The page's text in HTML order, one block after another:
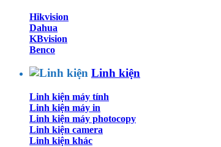
Hikvision
Dahua
KBvision
Benco
Linh kiện
Linh kiện máy tính
Linh kiện máy in
Linh kiện máy photocopy
Linh kiện camera
Linh kiện khác